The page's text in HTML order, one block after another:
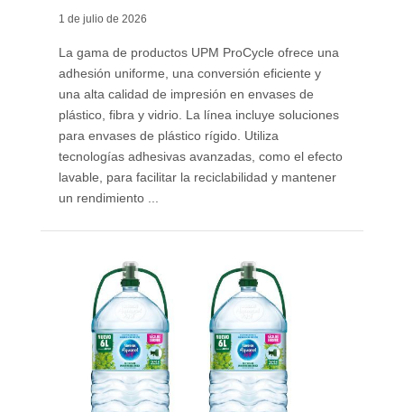
1 de julio de 2026
La gama de productos UPM ProCycle ofrece una
adhesión uniforme, una conversión eficiente y
una alta calidad de impresión en envases de
plástico, fibra y vidrio. La línea incluye soluciones
para envases de plástico rígido. Utiliza
tecnologías adhesivas avanzadas, como el efecto
lavable, para facilitar la reciclabilidad y mantener
un rendimiento ...